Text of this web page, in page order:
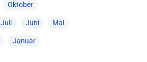
Oktober
Juli Juni Mai
Januar